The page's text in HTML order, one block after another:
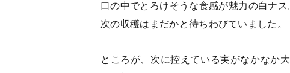
口の中でとろけそうな食感が魅力の白ナ
次の収穫はまだかと待ちわびていました。
ところが、次に控えている実がなかなか